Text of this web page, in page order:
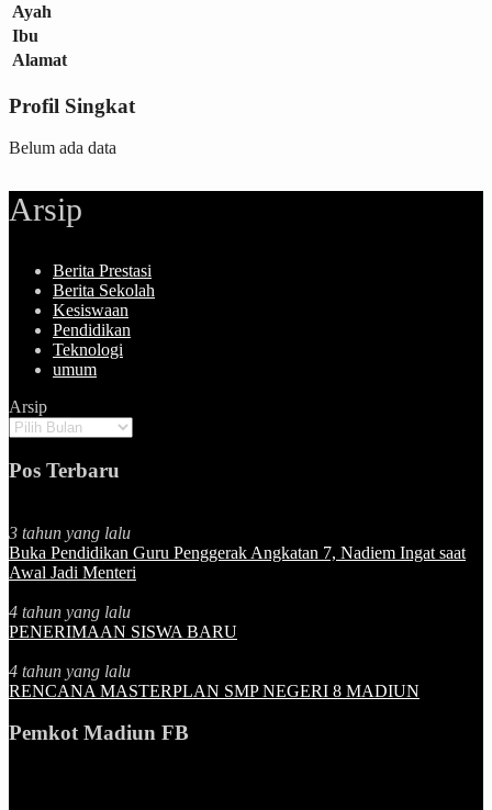
Ayah
Ibu
Alamat
Profil Singkat
Belum ada data
Arsip
Berita Prestasi
Berita Sekolah
Kesiswaan
Pendidikan
Teknologi
umum
Arsip
Pos Terbaru
3 tahun yang lalu
Buka Pendidikan Guru Penggerak Angkatan 7, Nadiem Ingat saat
Awal Jadi Menteri
4 tahun yang lalu
PENERIMAAN SISWA BARU
4 tahun yang lalu
RENCANA MASTERPLAN SMP NEGERI 8 MADIUN
Pemkot Madiun FB